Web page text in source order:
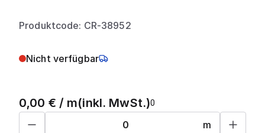
Produktcode: CR-38952
Nicht verfügbar
0
0,00 € / m(inkl. MwSt.)
m